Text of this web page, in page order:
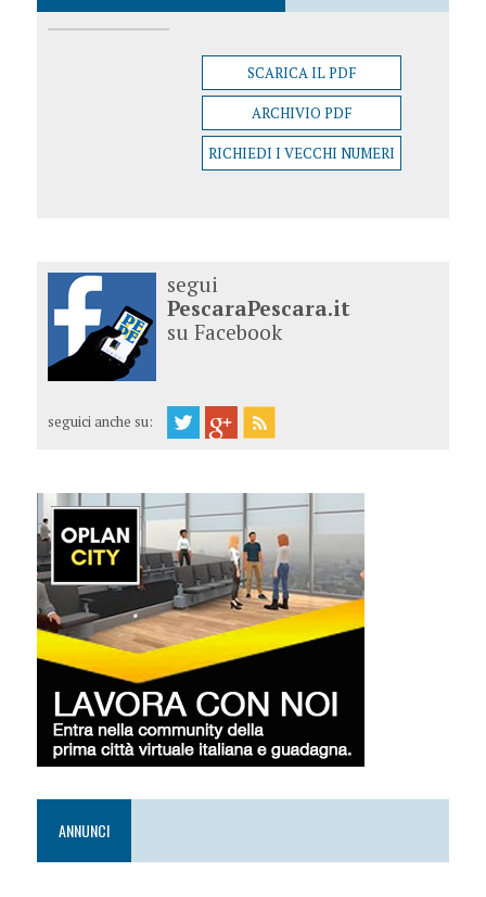
SCARICA IL PDF
ARCHIVIO PDF
RICHIEDI I VECCHI NUMERI
segui
PescaraPescara.it
su Facebook
seguici anche su:
ANNUNCI